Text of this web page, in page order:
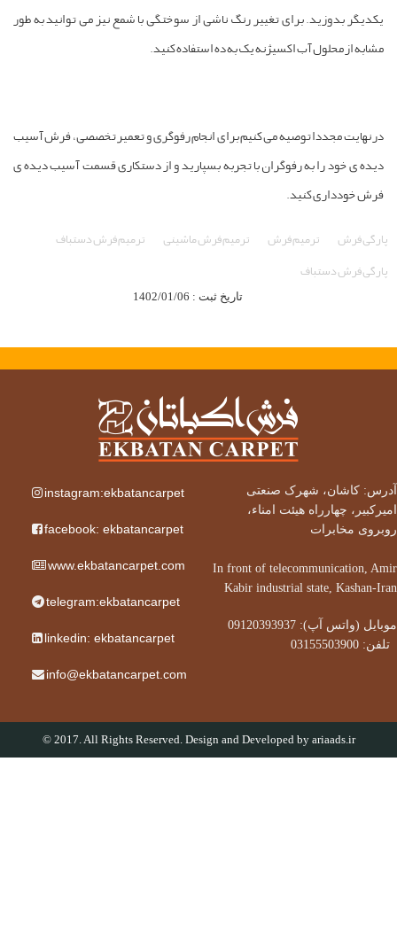
بدوزید. برای تغییر رنگ ناشی از سوختگی با شمع نیز می توانید به طور
از محلول آب اکسیژنه یک به ده استفاده کنید.
نهایت مجددا توصیه می کنیم برای انجام رفوگری و تعمیر تخصصی، فرش آسیب
ی خود را به رفوگران با تجربه بسپارید و از دستکاری قسمت آسیب دیده ی
خودداری کنید.
فرش ترمیم فرش ترمیم فرش ماشینی ترمیم فرش دستباف
فرش دستباف
تاریخ ثبت : 1402/01/06
کاشان، شهرک صنعتی
چهارراه هیئت امناء،
مخابرات
In front of telecommunication,
Kabir industrial state, Kashan-
موبایل (واتس آپ): 09120393937
instagram:ekbatancarpet
facebook: ekbatancarpet
www.ekbatancarpet.com
telegram:ekbatancarpet
linkedin: ekbatancarpet
info@ekbatancarpet.com
© 2017. All Rights Reserved. Design and Developed byariaads.ir